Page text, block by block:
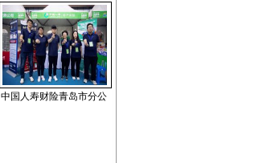
中国人寿财险青岛市分公